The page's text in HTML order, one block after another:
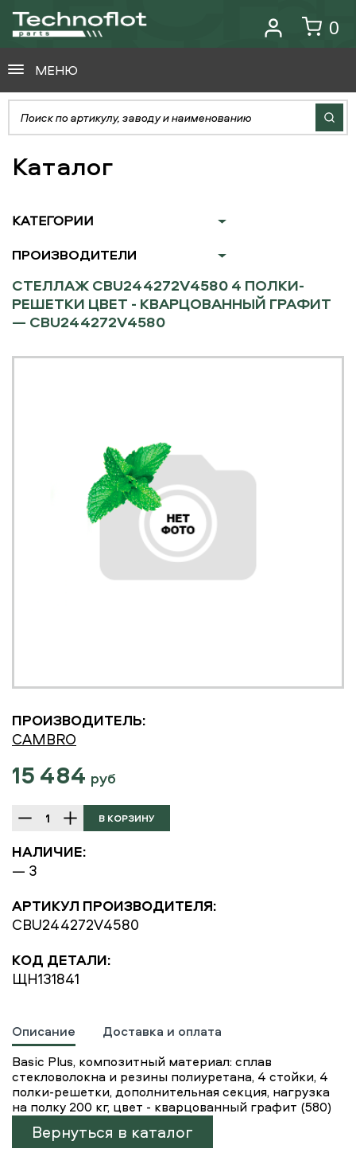
0
МЕНЮ
Каталог
КАТЕГОРИИ
ПРОИЗВОДИТЕЛИ
СТЕЛЛАЖ CBU244272V4580 4 ПОЛКИ-
РЕШЕТКИ ЦВЕТ - КВАРЦОВАННЫЙ ГРАФИТ
— CBU244272V4580
ПРОИЗВОДИТЕЛЬ:
CAMBRO
15 484 руб
НАЛИЧИЕ:
— 3
АРТИКУЛ ПРОИЗВОДИТЕЛЯ:
CBU244272V4580
КОД ДЕТАЛИ:
ЩН131841
Описание
Доставка и оплата
Basic Plus, композитный материал: сплав
стекловолокна и резины полиуретана, 4 стойки, 4
полки-решетки, дополнительная секция, нагрузка
на полку 200 кг, цвет - кварцованный графит (580)
Вернуться в каталог